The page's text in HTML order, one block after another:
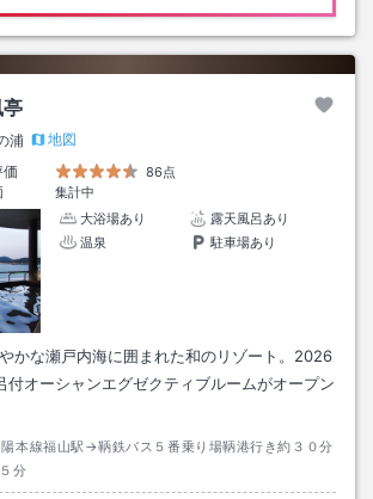
浦
地図
86点
集計中
大浴場あり
露天風呂あり
温泉
駐車場あり
かな瀬戸内海に囲まれた和のリゾート。2026
付オーシャンエグゼクティブルームがオープン
陽本線福山駅→鞆鉄バス５番乗り場鞆港行き約３０分
分